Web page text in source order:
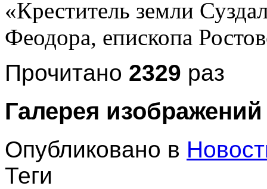
«Креститель земли
Феодора, епископа
Прочитано 2329 раз
Галерея изображений
Опубликовано в
Теги